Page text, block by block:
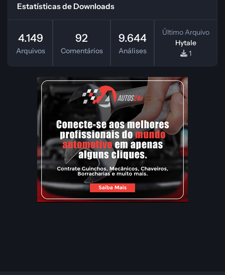
Estatísticas de Downloads
4.149
Arquivos
92
Comentários
9.644
Análises
Último Arquivo
Hytale
1